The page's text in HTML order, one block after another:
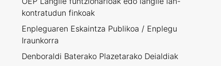
kontratudun finkoak
Enpleguaren Eskaintza Publikoa / Enplegu
Iraunkorra
Denboraldi Baterako Plazetarako Deialdiak